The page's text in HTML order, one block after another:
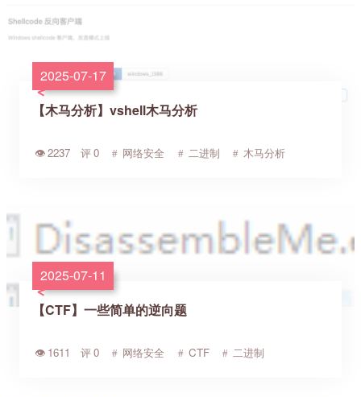
2025-07-17
【木马分析】vshell木马分析
2237 0 网络安全 二进制 木马分析
2025-07-11
【CTF】一些简单的逆向题
1611 0 网络安全 CTF 二进制